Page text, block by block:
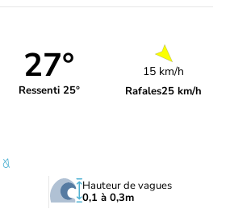
27°
Ressenti 25°
15 km/h
Rafales25 km/h
Hauteur de vagues
0,1 à 0,3m